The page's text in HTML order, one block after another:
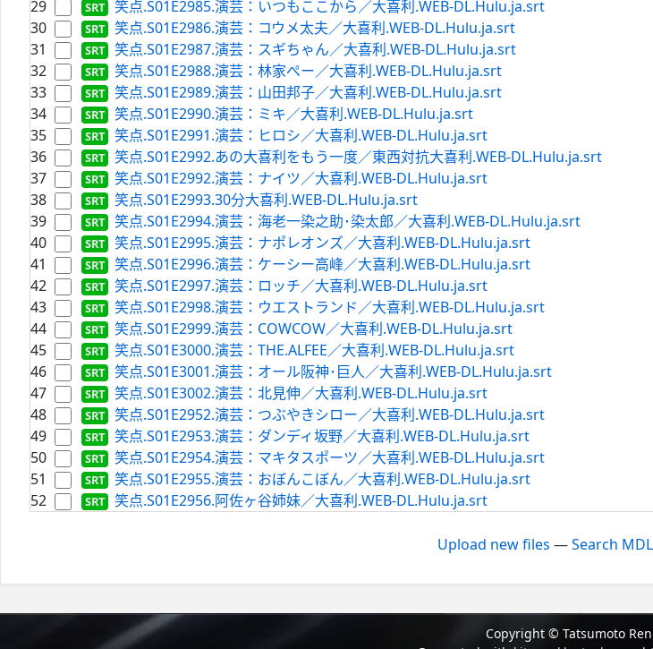
29
笑点.S01E2985.演芸：いつもここから／大喜利.WEB-DL.Hulu.ja.srt
30
笑点.S01E2986.演芸：コウメ太夫／大喜利.WEB-DL.Hulu.ja.srt
31
笑点.S01E2987.演芸：スギちゃん／大喜利.WEB-DL.Hulu.ja.srt
32
笑点.S01E2988.演芸：林家ぺー／大喜利.WEB-DL.Hulu.ja.srt
33
笑点.S01E2989.演芸：山田邦子／大喜利.WEB-DL.Hulu.ja.srt
34
笑点.S01E2990.演芸：ミキ／大喜利.WEB-DL.Hulu.ja.srt
35
笑点.S01E2991.演芸：ヒロシ／大喜利.WEB-DL.Hulu.ja.srt
36
笑点.S01E2992.あの大喜利をもう一度／東西対抗大喜利.WEB-DL.Hulu.ja.srt
37
笑点.S01E2992.演芸：ナイツ／大喜利.WEB-DL.Hulu.ja.srt
38
笑点.S01E2993.30分大喜利.WEB-DL.Hulu.ja.srt
39
笑点.S01E2994.演芸：海老一染之助･染太郎／大喜利.WEB-DL.Hulu.ja.srt
40
笑点.S01E2995.演芸：ナポレオンズ／大喜利.WEB-DL.Hulu.ja.srt
41
笑点.S01E2996.演芸：ケーシー高峰／大喜利.WEB-DL.Hulu.ja.srt
42
笑点.S01E2997.演芸：ロッチ／大喜利.WEB-DL.Hulu.ja.srt
43
笑点.S01E2998.演芸：ウエストランド／大喜利.WEB-DL.Hulu.ja.srt
44
笑点.S01E2999.演芸：COWCOW／大喜利.WEB-DL.Hulu.ja.srt
45
笑点.S01E3000.演芸：THE.ALFEE／大喜利.WEB-DL.Hulu.ja.srt
46
笑点.S01E3001.演芸：オール阪神･巨人／大喜利.WEB-DL.Hulu.ja.srt
47
笑点.S01E3002.演芸：北見伸／大喜利.WEB-DL.Hulu.ja.srt
48
笑点.S01E2952.演芸：つぶやきシロー／大喜利.WEB-DL.Hulu.ja.srt
49
笑点.S01E2953.演芸：ダンディ坂野／大喜利.WEB-DL.Hulu.ja.srt
50
笑点.S01E2954.演芸：マキタスポーツ／大喜利.WEB-DL.Hulu.ja.srt
51
笑点.S01E2955.演芸：おぼんこぼん／大喜利.WEB-DL.Hulu.ja.srt
52
笑点.S01E2956.阿佐ヶ谷姉妹／大喜利.WEB-DL.Hulu.ja.srt
Upload new files —Search MDL
Copyright © Tatsumoto